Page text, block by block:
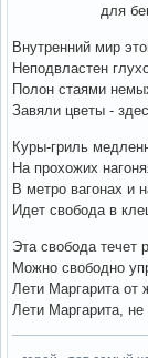
для
Внутренний мир
Неподвластен
Полон стаями
Завяли цветы -
Куры-гриль
На прохожих
В метро вагонах и
Идет свобода в
Эта свобода течет
Можно свободно
Лети Маргарита от
Лети Маргарита,